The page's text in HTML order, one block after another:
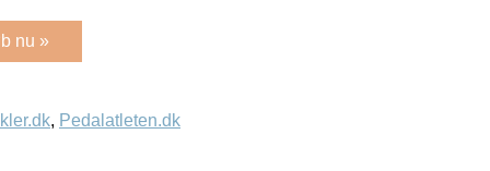
nu »
, Pedalatleten.dk